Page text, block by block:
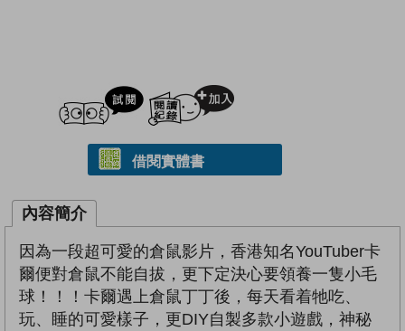
試閲
借閱實體書
內容簡介
因為一段超可愛的倉鼠影片，香港知名YouTuber卡
爾便對倉鼠不能自拔，更下定決心要領養一隻小毛
球！！！卡爾遇上倉鼠丁丁後，每天看着牠吃、
玩、睡的可愛樣子，更DIY自製多款小遊戲，神秘